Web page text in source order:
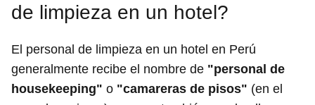
de limpieza en un hotel?
El personal de limpieza en un hotel en Perú
generalmente recibe el nombre de "personal de
housekeeping" o "camareras de pisos" (en el